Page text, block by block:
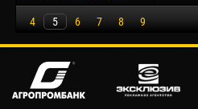
4 5 6 7 8 9